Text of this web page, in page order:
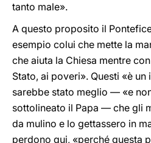
tanto male».
A questo proposito il
esempio colui che mette la
che aiuta la Chiesa mentre
Stato, ai poveri». Questi «è
sarebbe stato meglio — «e
sottolineato il Papa — che gli
da mulino e lo gettassero in
perdono qui, «perché questa